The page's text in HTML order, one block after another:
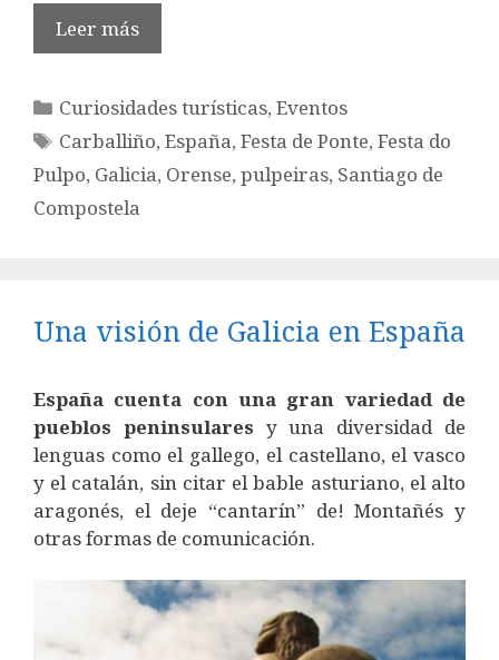
Leer más
Categorías
Curiosidades turísticas,Eventos
Etiquetas
Carballiño,España,Festa de Ponte,Festa do
Pulpo, Galicia, Orense, pulpeiras, Santiago de
Compostela
Una visión de Galicia en España
España cuenta con una gran variedad de
pueblos peninsulares y una diversidad de
lenguas como el gallego, el castellano, el vasco
y el catalán, sin citar el bable asturiano, el alto
aragonés, el deje “cantarín” de! Montañés y
otras formas de comunicación.